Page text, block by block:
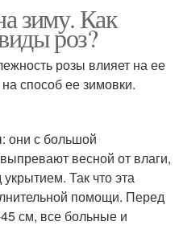
зиму. Как
роз?
розы влияет на ее
способ ее зимовки.
они с большой
весной от влаги,
Так что эта
помощи. Перед
см, все больные и